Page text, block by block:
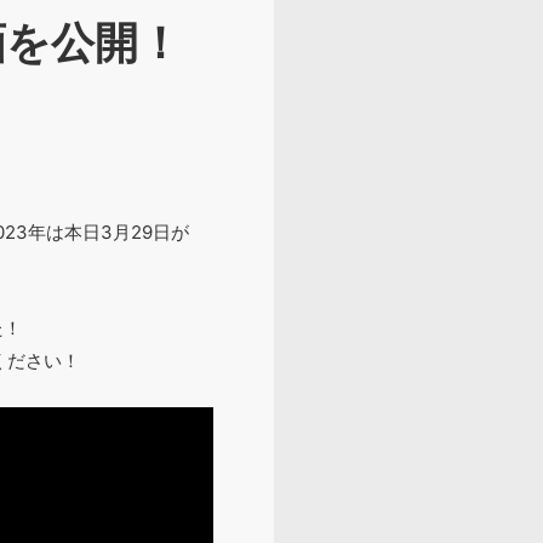
公開！
年は本日3月29日が
さい！